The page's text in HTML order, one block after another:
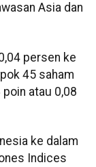
Asia dan
persen ke
45 saham
atau 0,08
ke dalam
Indices